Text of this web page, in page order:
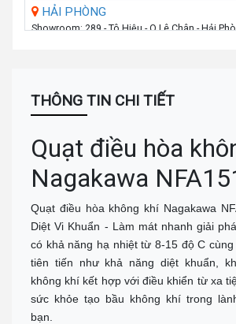
HẢI PHÒNG
Showroom: 289 - Tô Hiệu - Q.Lê Chân - Hải
Số 07 Đại Lộ Lê Lợi (Đối diện công viên Hội An) -
Chỉ đường
TP.VINH _NGHỆ AN
Số: 58A Phạm Đình Toái - Phường Hà Huy Tập -
0943 437 137
Chỉ đường
ĐÀ NẴNG
Địa chỉ: 276 Hùng Vương, Quận Hải Châu
Call : 0938 460 460(Zalo)
Chỉ đường
NHA TRANG
Địa chỉ: 1276 đường 2/4, P Vạn Thắng (cạnh cà
THÔNG TIN CHI TIẾT
Quạt điều hòa
Nagakawa
Quạt điều hòa không khí Nagakawa
Diệt Vi Khuẩn - Làm mát nhanh giải
có khả năng hạ nhiệt từ 8-15 độ C
tiên tiến như khả năng diệt khuẩn,
không khí kết hợp với điều khiển từ xa
sức khỏe tạo bầu không khí trong
bạn.